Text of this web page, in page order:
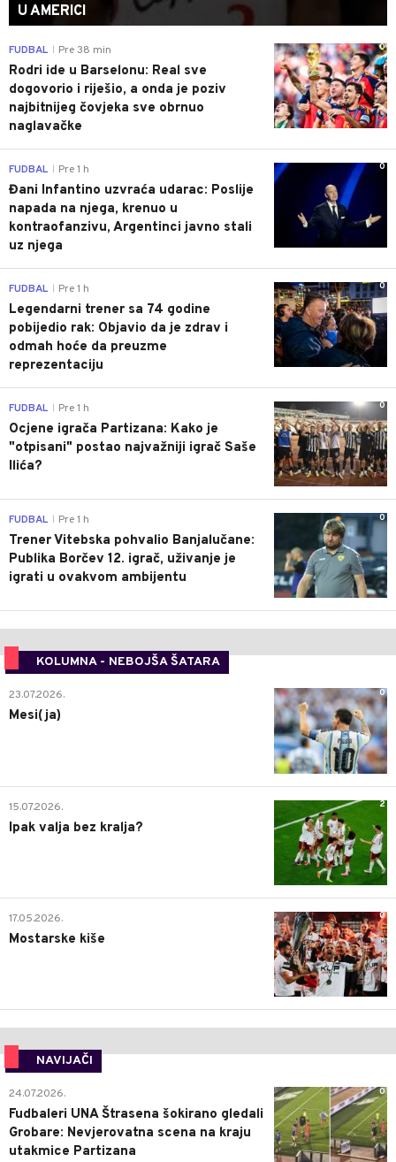
U AMERICI
0
FUDBAL Pre 38 min
Rodri ide u Barselonu: Real sve
dogovorio i riješio, a onda je poziv
najbitnijeg čovjeka sve obrnuo
naglavačke
0
FUDBAL Pre 1 h
Đani Infantino uzvraća udarac: Poslije
napada na njega, krenuo u
kontraofanzivu, Argentinci javno stali
uz njega
0
FUDBAL Pre 1 h
Legendarni trener sa 74 godine
pobijedio rak: Objavio da je zdrav i
odmah hoće da preuzme
reprezentaciju
0
FUDBAL Pre 1 h
Ocjene igrača Partizana: Kako je
"otpisani" postao najvažniji igrač Saše
Ilića?
0
FUDBAL Pre 1 h
Trener Vitebska pohvalio Banjalučane:
Publika Borčev 12. igrač, uživanje je
igrati u ovakvom ambijentu
KOLUMNA - NEBOJŠA ŠATARA
0
23.07.2026.
Mesi(ja)
2
15.07.2026.
Ipak valja bez kralja?
0
17.05.2026.
Mostarske kiše
NAVIJAČI
0
24.07.2026.
Fudbaleri UNA Štrasena šokirano gledali
Grobare: Nevjerovatna scena na kraju
utakmice Partizana